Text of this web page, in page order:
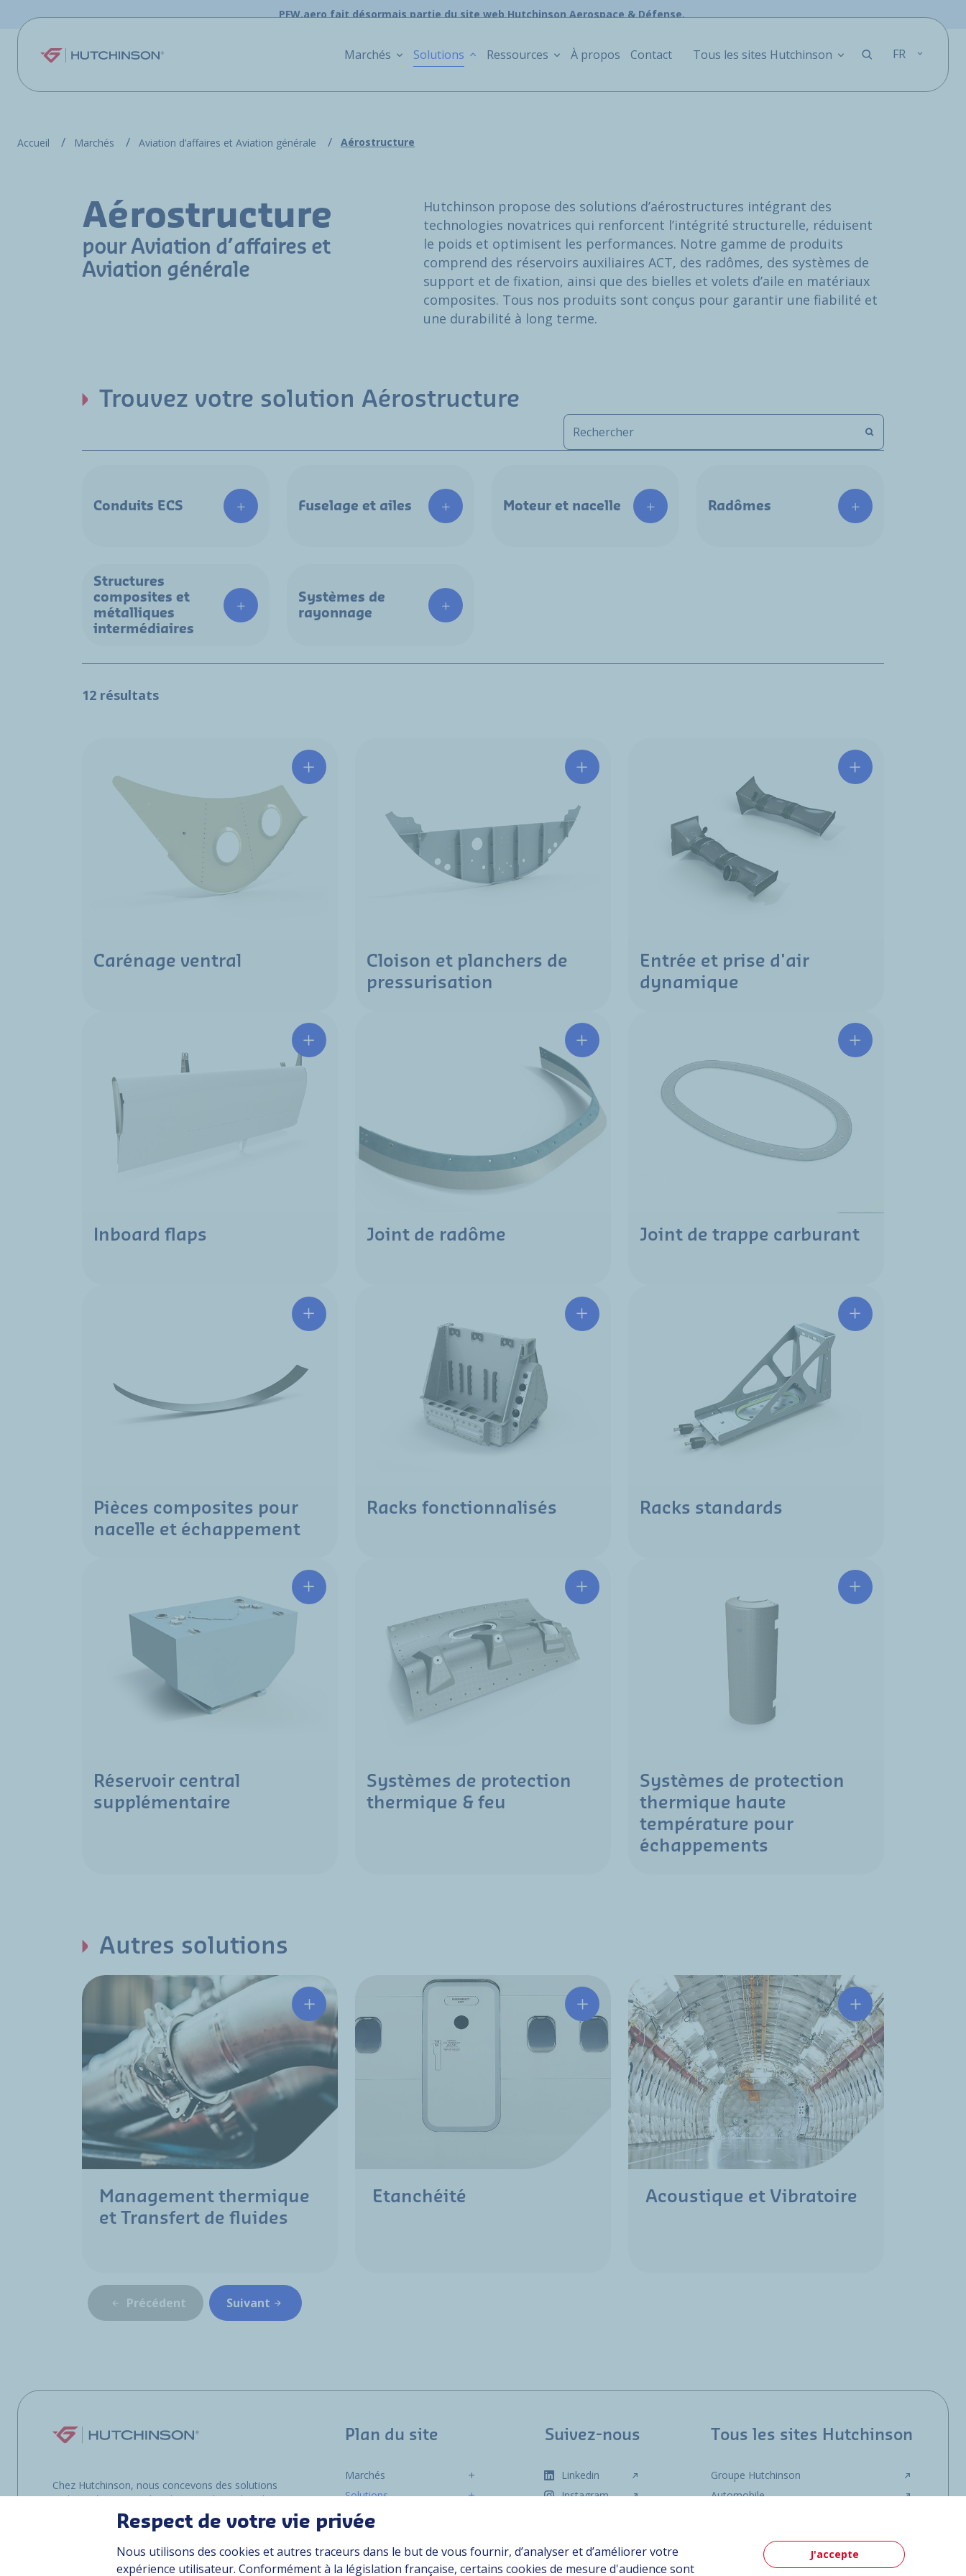
PFW.aero fait désormais partie du site web Hutchinson Aerospace & Défense.
Marchés Solutions Ressources À propos Contact Tous les sites Hutchinson FR
Accueil Marchés Aviation d’affaires et Aviation générale Aérostructure
Aérostructure
pour Aviation d’affaires et
Aviation générale
Hutchinson propose des solutions d’aérostructures intégrant des
technologies novatrices qui renforcent l’intégrité structurelle, réduisent
le poids et optimisent les performances. Notre gamme de produits
comprend des réservoirs auxiliaires ACT, des radômes, des systèmes de
support et de fixation, ainsi que des bielles et volets d’aile en matériaux
composites. Tous nos produits sont conçus pour garantir une fiabilité et
une durabilité à long terme.
Trouvez votre solution Aérostructure
Conduits ECS Fuselage et ailes Moteur et nacelle Radômes
Structures
composites et
métalliques
intermédiaires
Systèmes de
rayonnage
12 résultats
Carénage ventral
Cloison et planchers de
pressurisation
Entrée et prise d'air
dynamique
Inboard flaps Joint de radôme Joint de trappe carburant
Pièces composites pour
nacelle et échappement
Racks fonctionnalisés Racks standards
Réservoir central
supplémentaire
Systèmes de protection
thermique & feu
Systèmes de protection
thermique haute
température pour
échappements
Autres solutions
Management thermique
et Transfert de fluides
Etanchéité Acoustique et Vibratoire
Précédent Suivant
Chez Hutchinson, nous concevons des solutions
multimatériaux pour les clients opérant dans les
environnements les plus exigeants, que ce soit
sur terre, dans les airs ou en mer.
Plan du site
Marchés
Solutions
Ressources
Carrière
Suivez-nous
Linkedin
Instagram
Tous les sites Hutchinson
Groupe Hutchinson
Automobile
Respect de votre vie privée
Nous utilisons des cookies et autres traceurs dans le but de vous fournir, d’analyser et d’améliorer votre
expérience utilisateur. Conformément à la législation française, certains cookies de mesure d'audience sont
J'accepte